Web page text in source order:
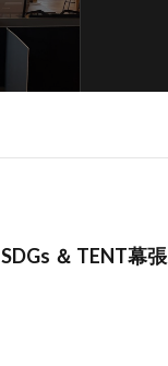
SDGs ＆ TENT幕張